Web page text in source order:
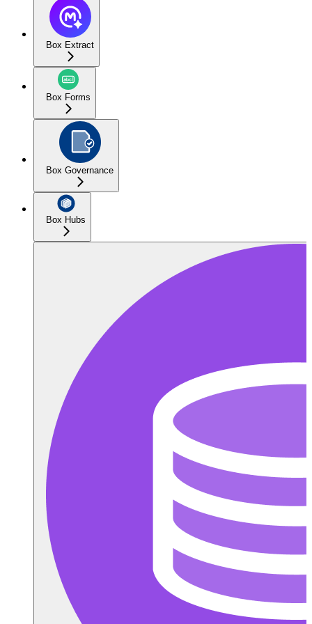
Box Extract
Box Forms
Box Governance
Box Hubs